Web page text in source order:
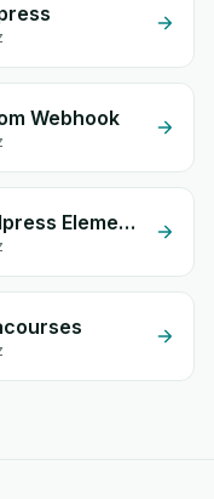
Webhook
PrestaShop + Wordpress Elementor